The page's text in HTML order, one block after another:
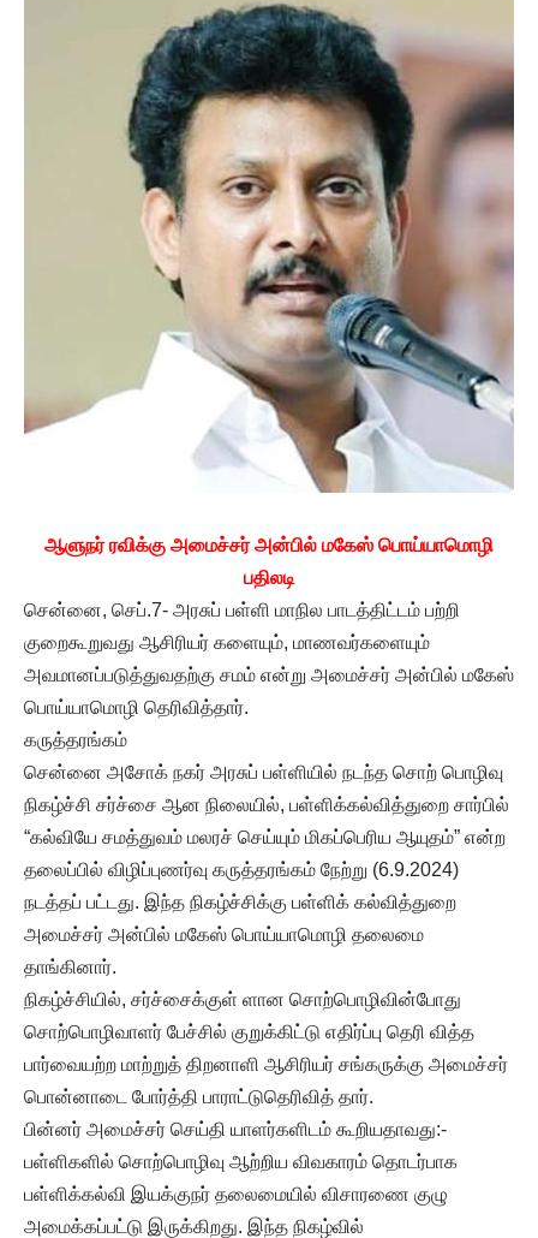
ஆளுநர் ரவிக்கு அமைச்சர் அன்பில் மகேஸ் பொய்யாமொழி
பதிலடி
சென்னை, செப்.7- அரசுப் பள்ளி மாநில பாடத்திட்டம் பற்றி
குறைகூறுவது ஆசிரியர் களையும், மாணவர்களையும்
அவமானப்படுத்துவதற்கு சமம் என்று அமைச்சர் அன்பில் மகேஸ்
பொய்யாமொழி தெரிவித்தார்.
கருத்தரங்கம்
சென்னை அசோக் நகர் அரசுப் பள்ளியில் நடந்த சொற் பொழிவு
நிகழ்ச்சி சர்ச்சை ஆன நிலையில், பள்ளிக்கல்வித்துறை சார்பில்
“கல்வியே சமத்துவம் மலரச் செய்யும் மிகப்பெரிய ஆயுதம்” என்ற
தலைப்பில் விழிப்புணர்வு கருத்தரங்கம் நேற்று (6.9.2024)
நடத்தப் பட்டது. இந்த நிகழ்ச்சிக்கு பள்ளிக் கல்வித்துறை
அமைச்சர் அன்பில் மகேஸ் பொய்யாமொழி தலைமை
தாங்கினார்.
நிகழ்ச்சியில், சர்ச்சைக்குள் ளான சொற்பொழிவின்போது
சொற்பொழிவாளர் பேச்சில் குறுக்கிட்டு எதிர்ப்பு தெரி வித்த
பார்வையற்ற மாற்றுத் திறனாளி ஆசிரியர் சங்கருக்கு அமைச்சர்
பொன்னாடை போர்த்தி பாராட்டுதெரிவித் தார்.
பின்னர் அமைச்சர் செய்தி யாளர்களிடம் கூறியதாவது:-
பள்ளிகளில் சொற்பொழிவு ஆற்றிய விவகாரம் தொடர்பாக
பள்ளிக்கல்வி இயக்குநர் தலைமையில் விசாரணை குழு
அமைக்கப்பட்டு இருக்கிறது. இந்த நிகழ்வில்